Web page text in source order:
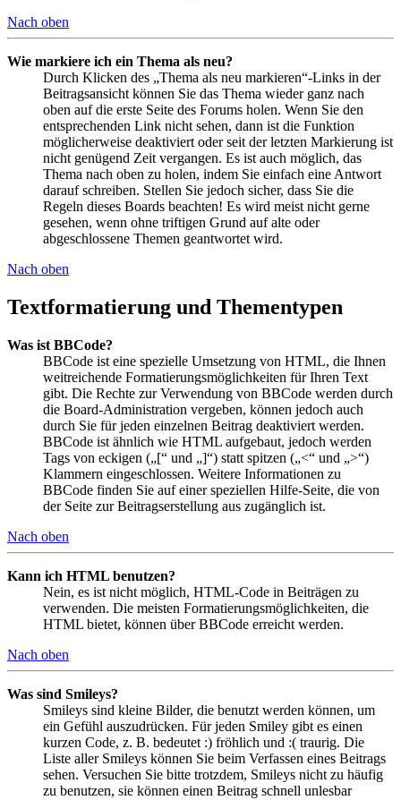
Nach oben
Wie markiere ich ein Thema als neu?
Durch Klicken des „Thema als neu markieren“-Links in der
Beitragsansicht können Sie das Thema wieder ganz nach
oben auf die erste Seite des Forums holen. Wenn Sie den
entsprechenden Link nicht sehen, dann ist die Funktion
möglicherweise deaktiviert oder seit der letzten Markierung ist
nicht genügend Zeit vergangen. Es ist auch möglich, das
Thema nach oben zu holen, indem Sie einfach eine Antwort
darauf schreiben. Stellen Sie jedoch sicher, dass Sie die
Regeln dieses Boards beachten! Es wird meist nicht gerne
gesehen, wenn ohne triftigen Grund auf alte oder
abgeschlossene Themen geantwortet wird.
Nach oben
Textformatierung und Thementypen
Was ist BBCode?
BBCode ist eine spezielle Umsetzung von HTML, die Ihnen
weitreichende Formatierungsmöglichkeiten für Ihren Text
gibt. Die Rechte zur Verwendung von BBCode werden durch
die Board-Administration vergeben, können jedoch auch
durch Sie für jeden einzelnen Beitrag deaktiviert werden.
BBCode ist ähnlich wie HTML aufgebaut, jedoch werden
Tags von eckigen („[“ und „]“) statt spitzen („<“ und „>“)
Klammern eingeschlossen. Weitere Informationen zu
BBCode finden Sie auf einer speziellen Hilfe-Seite, die von
der Seite zur Beitragserstellung aus zugänglich ist.
Nach oben
Kann ich HTML benutzen?
Nein, es ist nicht möglich, HTML-Code in Beiträgen zu
verwenden. Die meisten Formatierungsmöglichkeiten, die
HTML bietet, können über BBCode erreicht werden.
Nach oben
Was sind Smileys?
Smileys sind kleine Bilder, die benutzt werden können, um
ein Gefühl auszudrücken. Für jeden Smiley gibt es einen
kurzen Code, z. B. bedeutet :) fröhlich und :( traurig. Die
Liste aller Smileys können Sie beim Verfassen eines Beitrags
sehen. Versuchen Sie bitte trotzdem, Smileys nicht zu häufig
zu benutzen, sie können einen Beitrag schnell unlesbar